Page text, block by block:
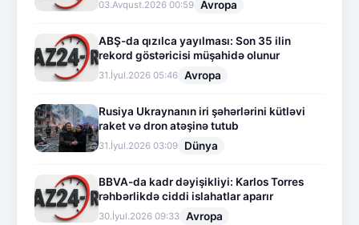
03.Avqust.2026 00:59 Avropa
ABŞ-da qızılca yayılması: Son 35 ilin
rekord göstəricisi müşahidə olunur
31.İyul.2026 05:46 Avropa
Rusiya Ukraynanın iri şəhərlərini kütləvi
raket və dron atəşinə tutub
31.İyul.2026 03:09 Dünya
BBVA-da kadr dəyişikliyi: Karlos Torres
rəhbərlikdə ciddi islahatlar aparır
30.İyul.2026 09:33 Avropa